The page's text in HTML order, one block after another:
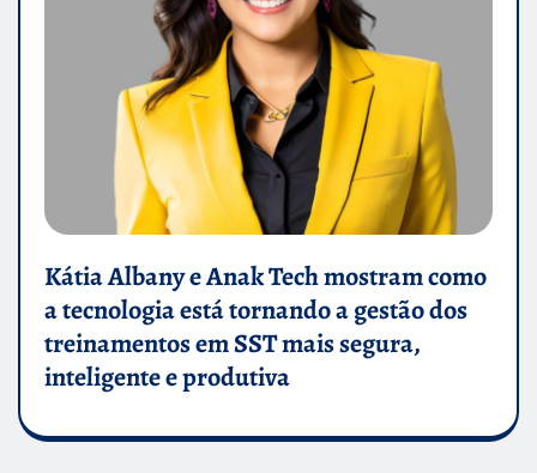
Kátia Albany e Anak Tech mostram como
a tecnologia está tornando a gestão dos
treinamentos em SST mais segura,
inteligente e produtiva